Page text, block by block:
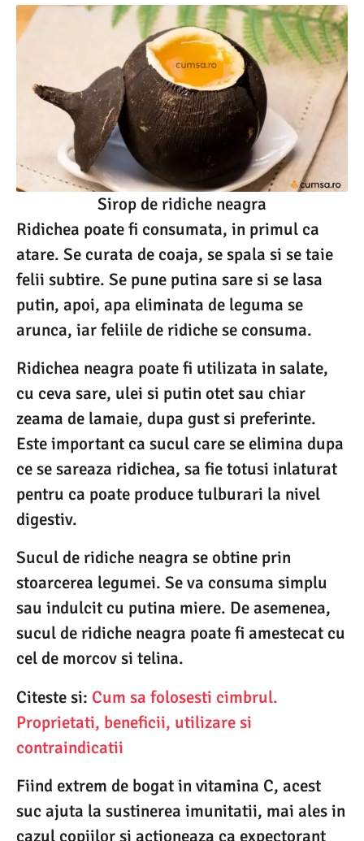
Sirop de ridiche neagra
Ridichea poate fi consumata, in primul ca
atare. Se curata de coaja, se spala si se taie
felii subtire. Se pune putina sare si se lasa
putin, apoi, apa eliminata de leguma se
arunca, iar feliile de ridiche se consuma.
Ridichea neagra poate fi utilizata in salate,
cu ceva sare, ulei si putin otet sau chiar
zeama de lamaie, dupa gust si preferinte.
Este important ca sucul care se elimina dupa
ce se sareaza ridichea, sa fie totusi inlaturat
pentru ca poate produce tulburari la nivel
digestiv.
Sucul de ridiche neagra se obtine prin
stoarcerea legumei. Se va consuma simplu
sau indulcit cu putina miere. De asemenea,
sucul de ridiche neagra poate fi amestecat cu
cel de morcov si telina.
Citeste si: Cum sa folosesti cimbrul.
Proprietati, beneficii, utilizare si
contraindicatii
Fiind extrem de bogat in vitamina C, acest
suc ajuta la sustinerea imunitatii, mai ales in
cazul copiilor si actioneaza ca expectorant